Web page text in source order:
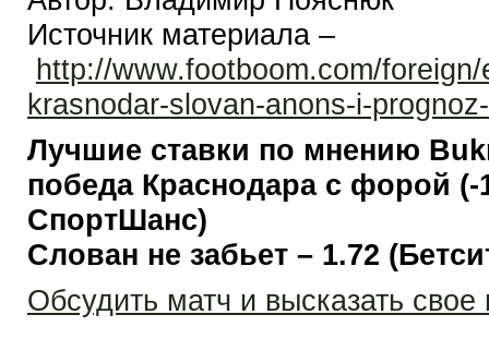
Источник материала –
http://www.footboom.com/
krasnodar-slovan-anons-i-
Лучшие ставки по мнению
победа Краснодара с форой
СпортШанс)
Слован не забьет – 1.72
Обсудить матч и высказать